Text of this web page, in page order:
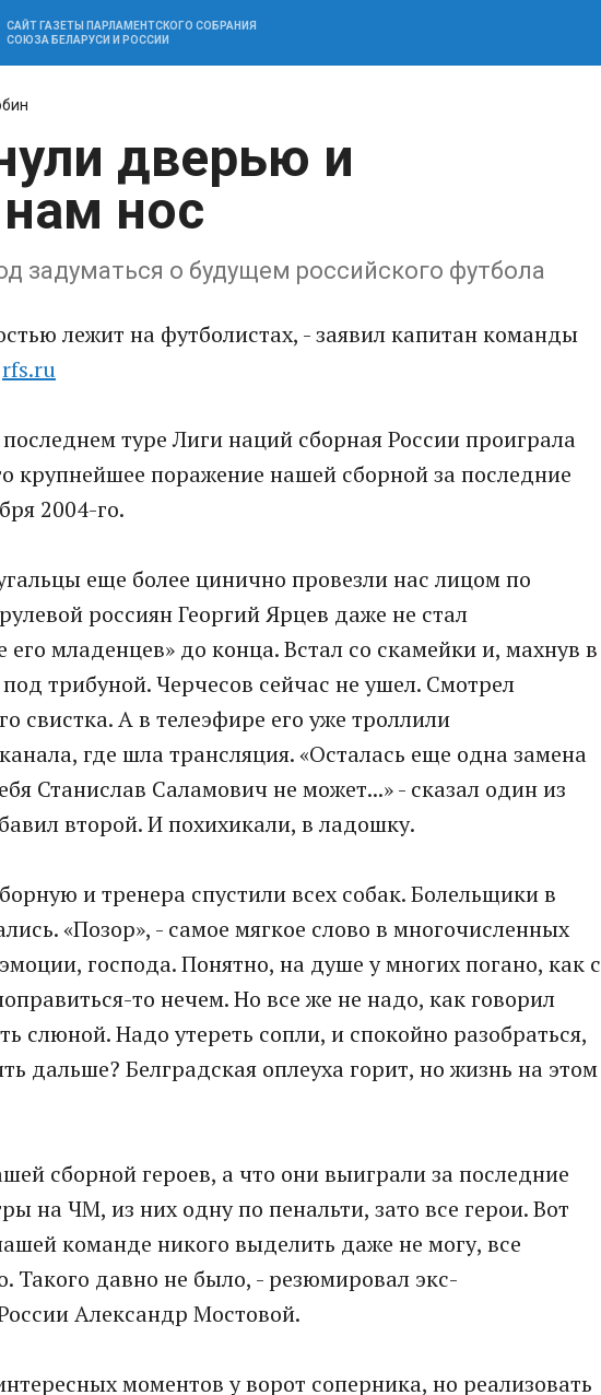
САЙТ ГАЗЕТЫ ПАРЛАМЕНТСКОГО СОБРАНИЯ
СОЮЗА БЕЛАРУСИ И РОССИИ
дверью и
нос
задуматься о будущем российского футбола
лежит на футболистах, - заявил капитан команды
rfs.ru
туре Лиги наций сборная России проиграла
крупнейшее поражение нашей сборной за последние
2004-го.
еще более цинично провезли нас лицом по
россиян Георгий Ярцев даже не стал
его младенцев» до конца. Встал со скамейки и, махнув в
трибуной. Черчесов сейчас не ушел. Смотрел
свистка. А в телеэфире его уже троллили
где шла трансляция. «Осталась еще одна замена
Станислав Саламович не может...» - сказал один из
второй. И похихикали, в ладошку.
и тренера спустили всех собак. Болельщики в
«Позор», - самое мягкое слово в многочисленных
господа. Понятно, на душе у многих погано, как с
то нечем. Но все же не надо, как говорил
слюной. Надо утереть сопли, и спокойно разобраться,
дальше? Белградская оплеуха горит, но жизнь на этом
сборной героев, а что они выиграли за последние
на ЧМ, из них одну по пенальти, зато все герои. Вот
команде никого выделить даже не могу, все
Такого давно не было, - резюмировал экс-
Александр Мостовой.
моментов у ворот соперника, но реализовать